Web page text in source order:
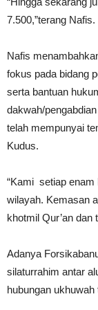
7.500,”terang Nafis.
Nafis
fokus pada bidang
serta bantuan
dakwah/
telah mempunyai
Kudus.
“Kami setiap enam
wilayah. Kemasan
khotmil Qur’an dan
Adanya
silaturrahim antar
hubungan